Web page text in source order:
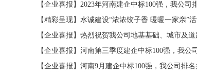
【企业喜报】2023年河南建企中标100强，我公司
【精彩呈现】水诚建设“浓浓饺子香 暖暖一家亲”
【企业喜报】热烈祝贺我公司地基基础、城市及
【企业喜报】河南第三季度建企中标100强，我公
【企业喜报】河南9月建企中标100强，我公司排名